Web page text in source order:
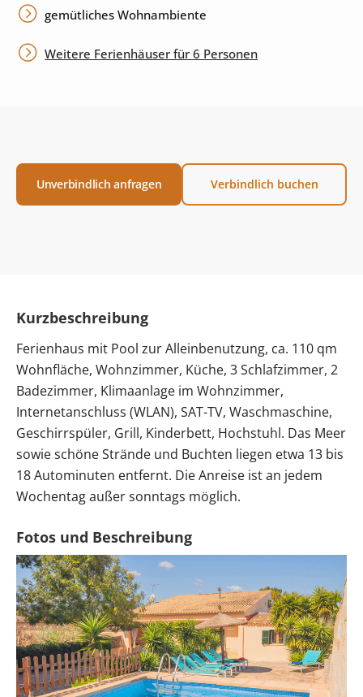
gemütliches Wohnambiente
Weitere Ferienhäuser für 6 Personen
Unverbindlich anfragen Verbindlich buchen
Kurzbeschreibung
Ferienhaus mit Pool zur Alleinbenutzung, ca. 110 qm
Wohnfläche, Wohnzimmer, Küche, 3 Schlafzimmer, 2
Badezimmer, Klimaanlage im Wohnzimmer,
Internetanschluss (WLAN), SAT-TV, Waschmaschine,
Geschirrspüler, Grill, Kinderbett, Hochstuhl. Das Meer
sowie schöne Strände und Buchten liegen etwa 13 bis
18 Autominuten entfernt. Die Anreise ist an jedem
Wochentag außer sonntags möglich.